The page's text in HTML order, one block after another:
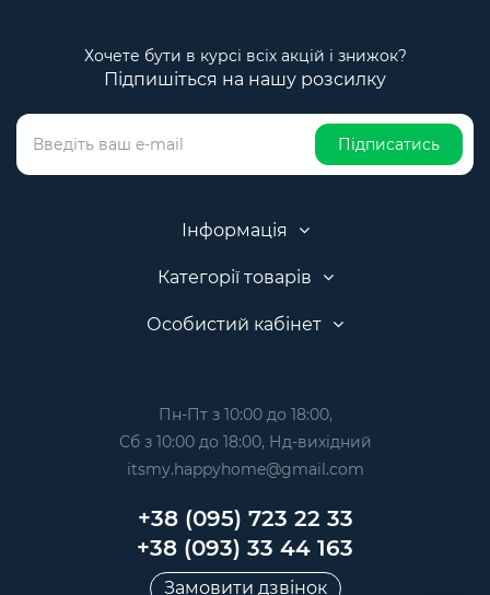
Хочете бути в курсі всіх акцій і знижок?
Підпишіться на нашу розсилку
Підписатись
Інформація
Категорії товарів
Особистий кабінет
Пн-Пт з 10:00 до 18:00,
Сб з 10:00 до 18:00, Нд-вихідний
itsmy.happyhome@gmail.com
+38 (095) 723 22 33
+38 (093) 33 44 163
Замовити дзвінок